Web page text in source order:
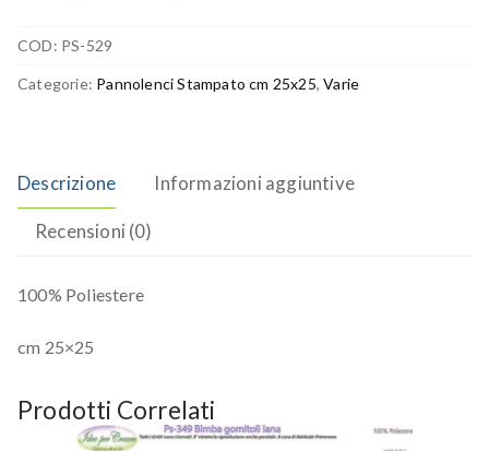
COD: PS-529
Categorie: Pannolenci Stampato cm 25x25,Varie
Descrizione Informazioni aggiuntive
Recensioni (0)
100% Poliestere
cm 25×25
Prodotti Correlati